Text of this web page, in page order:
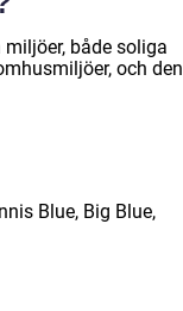
både soliga
och den
Blue, Big Blue,